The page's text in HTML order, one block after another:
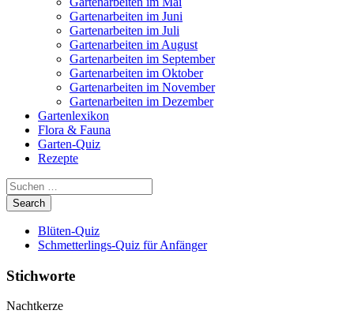
Gartenarbeiten im Juni
Gartenarbeiten im Juli
Gartenarbeiten im August
Gartenarbeiten im September
Gartenarbeiten im Oktober
Gartenarbeiten im November
Gartenarbeiten im Dezember
Gartenlexikon
Flora & Fauna
Garten-Quiz
Rezepte
Blüten-Quiz
Schmetterlings-Quiz für Anfänger
Stichworte
Nachtkerze